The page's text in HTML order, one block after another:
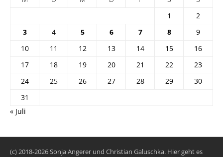
1
2
3
4 5 6 7 8
9
10
11 12 13 14 15
16
17
18 19 20 21 22
23
24
25 26 27 28 29
30
31
« Juli
(c) 2018-2026 Sonja Angerer und Christian Galuschka. Hier geht es